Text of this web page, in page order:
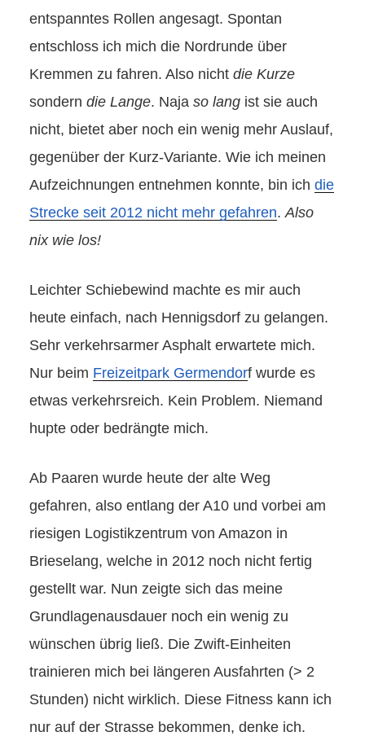
entspanntes Rollen angesagt. Spontan
entschloss ich mich die Nordrunde über
Kremmen zu fahren. Also nicht die Kurze
sondern die Lange. Naja so lang ist sie auch
nicht, bietet aber noch ein wenig mehr Auslauf,
gegenüber der Kurz-Variante. Wie ich meinen
Aufzeichnungen entnehmen konnte, bin ich die
Strecke seit 2012 nicht mehr gefahren. Also
nix wie los!
Leichter Schiebewind machte es mir auch
heute einfach, nach Hennigsdorf zu gelangen.
Sehr verkehrsarmer Asphalt erwartete mich.
Nur beim Freizeitpark Germendorf wurde es
etwas verkehrsreich. Kein Problem. Niemand
hupte oder bedrängte mich.
Ab Paaren wurde heute der alte Weg
gefahren, also entlang der A10 und vorbei am
riesigen Logistikzentrum von Amazon in
Brieselang, welche in 2012 noch nicht fertig
gestellt war. Nun zeigte sich das meine
Grundlagenausdauer noch ein wenig zu
wünschen übrig ließ. Die Zwift-Einheiten
trainieren mich bei längeren Ausfahrten (> 2
Stunden) nicht wirklich. Diese Fitness kann ich
nur auf der Strasse bekommen, denke ich.